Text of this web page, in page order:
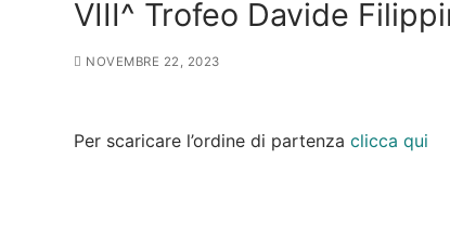
VIII^ Trofeo Davide
NOVEMBRE 22, 2023
Per scaricare l’ordine di partenza clicca qui